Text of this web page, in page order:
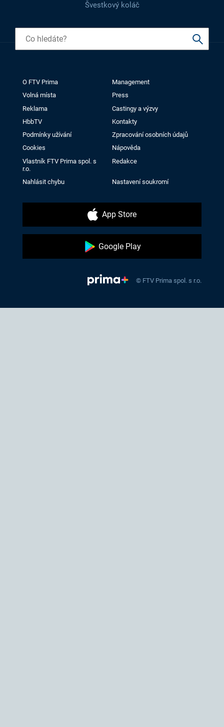
Švestkový koláč
O FTV Prima
Management
Volná místa
Press
Reklama
Castingy a výzvy
HbbTV
Kontakty
Podmínky užívání
Zpracování osobních údajů
Cookies
Nápověda
Vlastník FTV Prima spol. s
r.o.
Redakce
Nahlásit chybu Nastavení soukromí
App Store
Google Play
© FTV Prima spol. s r.o.